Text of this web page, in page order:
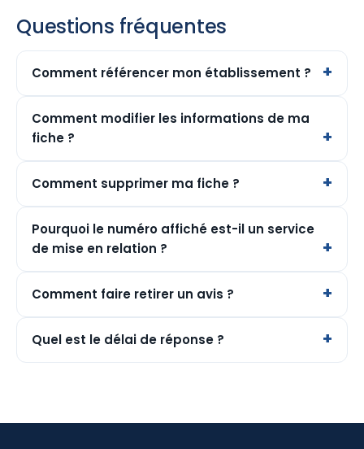
Questions fréquentes
Comment référencer mon établissement ?
Comment modifier les informations de ma
fiche ?
Comment supprimer ma fiche ?
Pourquoi le numéro affiché est-il un service
de mise en relation ?
Comment faire retirer un avis ?
Quel est le délai de réponse ?